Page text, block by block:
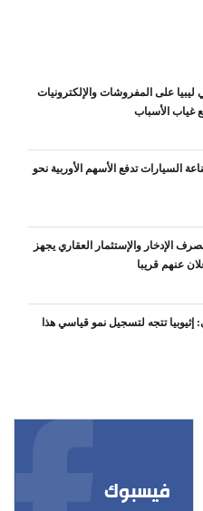
على المفروشات والإلكترونيات
غياب الأسباب
تدفع الأسهم الأوربية نحو
الإدخار والإستثمار العقاري يجهز
إثيوبيا تتجه لتسجيل نمو قياسي هذا
فيسبوك